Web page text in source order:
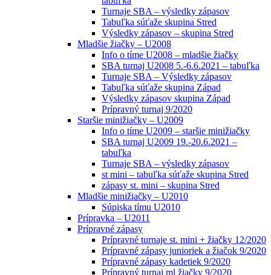
Turnaje SBA – výsledky zápasov
Tabuľka súťaže skupina Stred
Výsledky zápasov – skupina Stred
Mladšie žiačky – U2008
Info o tíme U2008 – mladšie žiačky
SBA turnaj U2008 5.-6.6.2021 – tabuľka
Turnaje SBA – Výsledky zápasov
Tabuľka súťaže skupina Západ
Výsledky zápasov skupina Západ
Prípravný turnaj 9/2020
Staršie minižiačky – U2009
Info o tíme U2009 – staršie minižiačky
SBA turnaj U2009 19.-20.6.2021 –
tabuľka
Turnaje SBA – výsledky zápasov
st mini – tabuľka súťaže skupina Stred
zápasy st. mini – skupina Stred
Mladšie minižiačky – U2010
Súpiska tímu U2010
Prípravka – U2011
Prípravné zápasy
Prípravné turnaje st. mini + žiačky 12/2020
Prípravné zápasy junioriek a žiačok 9/2020
Prípravné zápasy kadetiek 9/2020
Prípravný turnaj ml žiačky 9/2020